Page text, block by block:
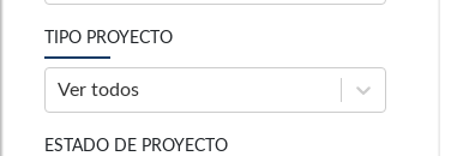
TIPO PROYECTO
Ver todos
ESTADO DE PROYECTO